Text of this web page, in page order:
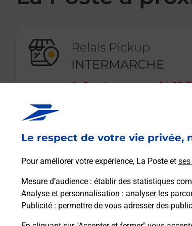
Le respect de votre vie privée,
Pour améliorer votre expérience, La Poste et
Mesure d’audience : établir des statistiques
Analyse et personnalisation : analyser les
Publicité : permettre de vous adresser des
Relais Pickup
INTERMARCHE
Fermé-ouvre samedi à
En savoir plus